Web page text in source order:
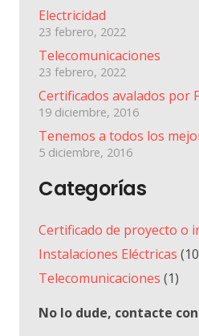
Electricidad
23 febrero, 2022
Telecomunicaciones
23 febrero, 2022
Certificados avalados por
19 diciembre, 2016
Tenemos a todos los
5 diciembre, 2016
Categorías
Certificado de proyecto o
Instalaciones Eléctricas
Telecomunicaciones (1)
No lo dude, contacte